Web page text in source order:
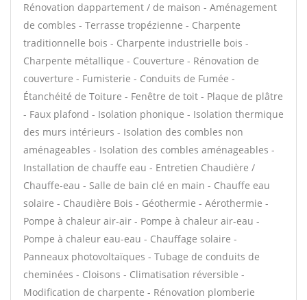
Rénovation dappartement / de maison - Aménagement
de combles - Terrasse tropézienne - Charpente
traditionnelle bois - Charpente industrielle bois -
Charpente métallique - Couverture - Rénovation de
couverture - Fumisterie - Conduits de Fumée -
Étanchéité de Toiture - Fenêtre de toit - Plaque de plâtre
- Faux plafond - Isolation phonique - Isolation thermique
des murs intérieurs - Isolation des combles non
aménageables - Isolation des combles aménageables -
Installation de chauffe eau - Entretien Chaudière /
Chauffe-eau - Salle de bain clé en main - Chauffe eau
solaire - Chaudière Bois - Géothermie - Aérothermie -
Pompe à chaleur air-air - Pompe à chaleur air-eau -
Pompe à chaleur eau-eau - Chauffage solaire -
Panneaux photovoltaïques - Tubage de conduits de
cheminées - Cloisons - Climatisation réversible -
Modification de charpente - Rénovation plomberie